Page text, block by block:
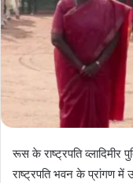
रूस के राष्ट्रपति व्लादिमीर
राष्ट्रपति भवन के प्रांगण में